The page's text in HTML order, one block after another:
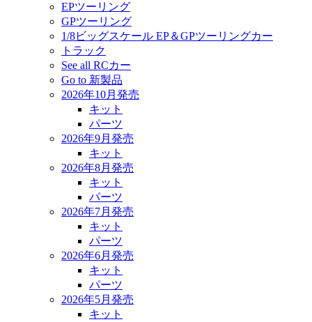
EPツーリング
GPツーリング
1/8ビッグスケール EP＆GPツーリングカー
トラック
See all RCカー
Go to 新製品
2026年10月発売
キット
パーツ
2026年9月発売
キット
2026年8月発売
キット
パーツ
2026年7月発売
キット
パーツ
2026年6月発売
キット
パーツ
2026年5月発売
キット